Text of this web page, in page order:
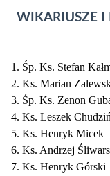
WIKARIUSZE I
1. Śp. Ks. Stefan
2. Ks. Marian
3. Śp. Ks. Zenon
4. Ks. Leszek
5. Ks. Henryk Micek
6. Ks. Andrzej
7. Ks. Henryk Górski